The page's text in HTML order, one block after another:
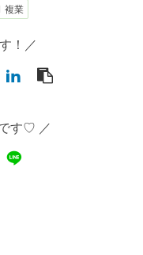
複業
！／
す♡ ／